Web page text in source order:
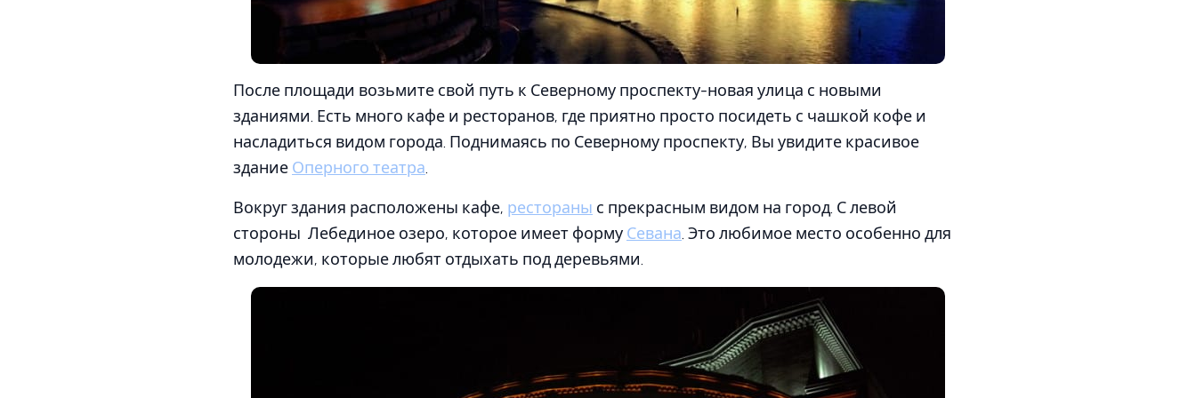
После площади возьмите свой путь к Северному проспекту-новая улица с новыми
зданиями. Есть много кафе и ресторанов, где приятно просто посидеть с чашкой кофе и
насладиться видом города. Поднимаясь по Северному проспекту, Вы увидите красивое
здание Оперного театра.
Вокруг здания расположены кафе, рестораны с прекрасным видом на город. С левой
стороны Лебединое озеро, которое имеет форму Севана. Это любимое место особенно для
молодежи, которые любят отдыхать под деревьями.